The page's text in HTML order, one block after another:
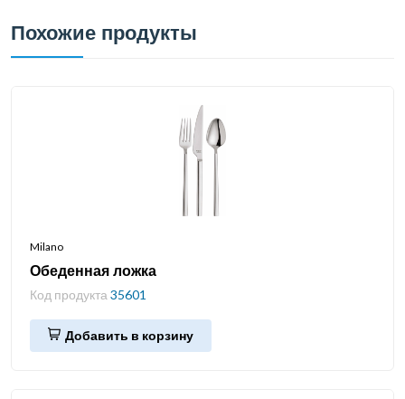
Похожие продукты
Milano
Обеденная ложка
Код продукта 35601
Добавить в корзину